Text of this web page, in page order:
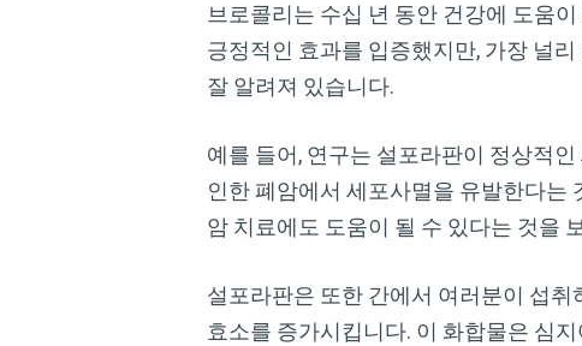
브로콜리는 수십 년 동안 건강에 도움
긍정적인 효과를 입증했지만, 가장 널
잘 알려져 있습니다.
예를 들어, 연구는 설포라판이 정상적
인한 폐암에서 세포사멸을 유발한다는
암 치료에도 도움이 될 수 있다는 것을
설포라판은 또한 간에서 여러분이 섭
효소를 증가시킵니다. 이 화합물은 심